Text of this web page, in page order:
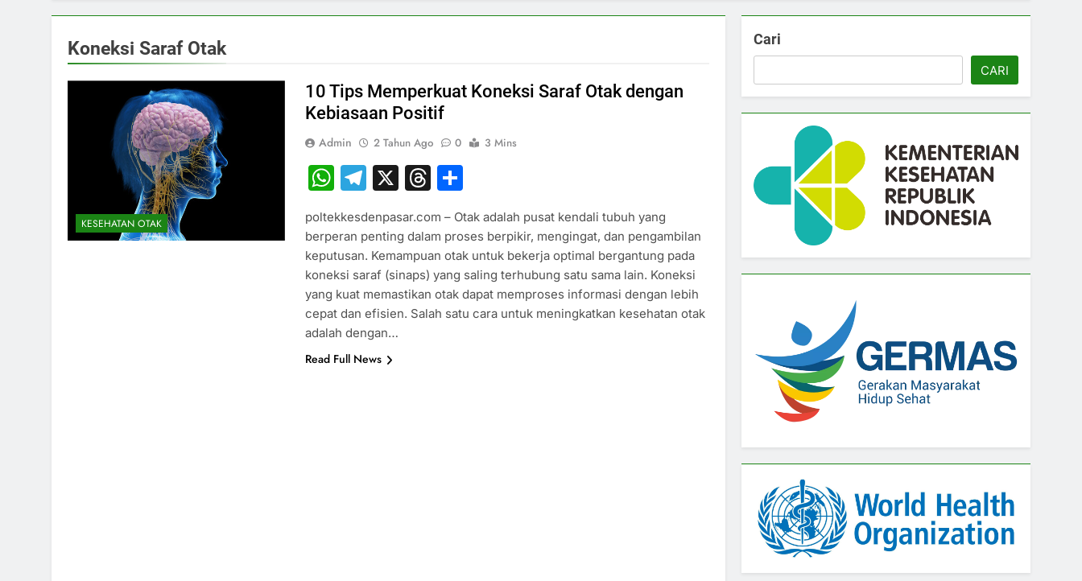
Koneksi Saraf Otak
KESEHATAN OTAK
10 Tips Memperkuat Koneksi Saraf Otak dengan
Kebiasaan Positif
Admin 2 Tahun Ago 0 3 Mins
WhatsApp
Telegram
X Threads
poltekkesdenpasar.com – Otak adalah pusat kendali tubuh yang
berperan penting dalam proses berpikir, mengingat, dan pengambilan
keputusan. Kemampuan otak untuk bekerja optimal bergantung pada
koneksi saraf (sinaps) yang saling terhubung satu sama lain. Koneksi
yang kuat memastikan otak dapat memproses informasi dengan lebih
cepat dan efisien. Salah satu cara untuk meningkatkan kesehatan otak
adalah dengan…
Read Full News
Cari
CARI